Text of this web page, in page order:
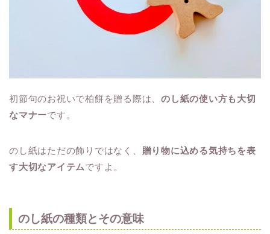
初節句のお祝いで柏餅を贈る際は、のし紙の使い方も大切
なマナーです。
のし紙はただの飾りではなく、
贈り物に込める気持ちを表
す大切なアイテムですよ。
のし紙の種類とその意味